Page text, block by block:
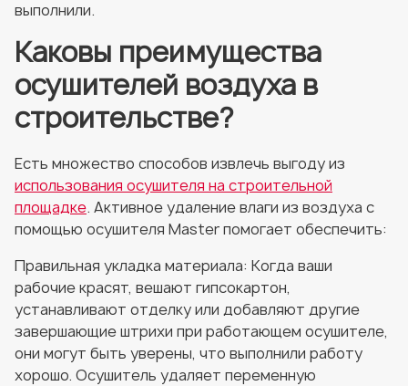
выполнили.
Каковы преимущества
осушителей воздуха в
строительстве?
Есть множество способов извлечь выгоду из
использования осушителя на строительной
площадке. Активное удаление влаги из воздуха с
помощью осушителя Master помогает обеспечить:
Правильная укладка материала: Когда ваши
рабочие красят, вешают гипсокартон,
устанавливают отделку или добавляют другие
завершающие штрихи при работающем осушителе,
они могут быть уверены, что выполнили работу
хорошо. Осушитель удаляет переменную